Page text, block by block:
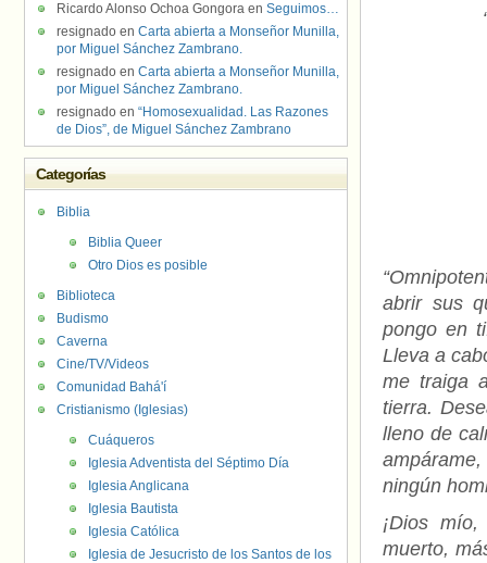
abrir sus
pongo en
Lleva a
me traiga
tierra.
lleno de
ningún
¡Dios
muerto,
Ricardo Alonso Ochoa Gongora en Seguimos…
resignado en Carta abierta a Monseñor Munilla,
por Miguel Sánchez Zambrano.
resignado en Carta abierta a Monseñor Munilla,
por Miguel Sánchez Zambrano.
resignado en “Homosexualidad. Las Razones
de Dios”, de Miguel Sánchez Zambrano
Categorías
Biblia
Biblia Queer
Otro Dios es posible
Biblioteca
Budismo
Caverna
Cine/TV/Videos
Comunidad Bahá'í
Cristianismo (Iglesias)
Cuáqueros
Iglesia Adventista del Séptimo Día
Iglesia Anglicana
Iglesia Bautista
Iglesia Católica
Iglesia de Jesucristo de los Santos de los